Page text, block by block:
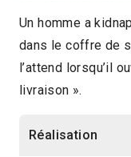
Yuri Zapata
2020
Un homme a
dans le coffre de
l’attend lorsqu’il
livraison ».
Réalisation